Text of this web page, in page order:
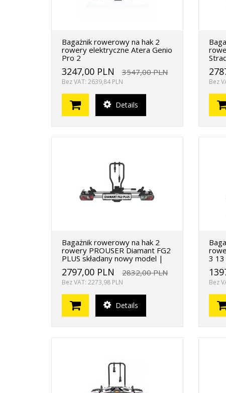
Bagażnik rowerowy na hak 2
rowery elektryczne Atera Genio
Pro 2
3247,00 PLN 3547,00 PLN
Bez VAT: 2639,84 PLN
Details
Bez
Bagażnik rowerowy na hak 2
rowery PROUSER Diamant FG2
PLUS składany nowy model |
2797,00 PLN 2832,00 PLN
Bez VAT: 2273,98 PLN
Details
3
Bez